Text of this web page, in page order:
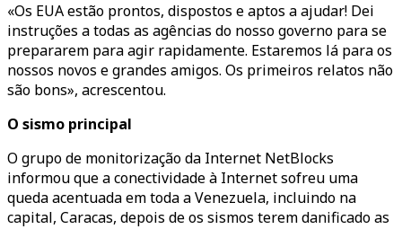
«Os EUA estão prontos, dispostos e aptos a ajudar! Dei
instruções a todas as agências do nosso governo para se
prepararem para agir rapidamente. Estaremos lá para os
nossos novos e grandes amigos. Os primeiros relatos não
são bons», acrescentou.
O sismo principal
O grupo de monitorização da Internet NetBlocks
informou que a conectividade à Internet sofreu uma
queda acentuada em toda a Venezuela, incluindo na
capital, Caracas, depois de os sismos terem danificado as